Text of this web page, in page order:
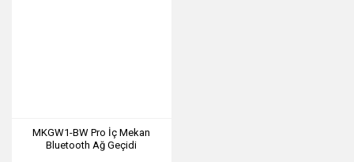
MKGW1-BW Pro İç Mekan
Bluetooth Ağ Geçidi